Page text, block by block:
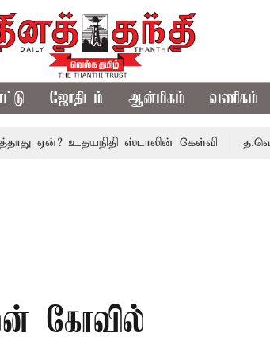
ஜோதிடம் ஆன்மிகம் வணிகம்
உதயநிதி ஸ்டாலின் கேள்வி த.வெ.க.
கோவில்